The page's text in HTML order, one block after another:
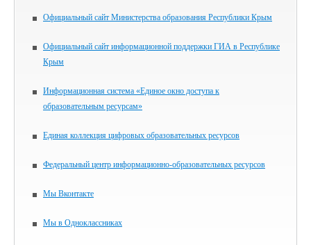
Официальный сайт Министерства образования Республики Крым
Официальный сайт информационной поддержки ГИА в Республике
Крым
Информационная система «Единое окно доступа к
образовательным ресурсам»
Единая коллекция цифровых образовательных ресурсов
Федеральный центр информационно-образовательных ресурсов
Мы Вконтакте
Мы в Одноклассниках